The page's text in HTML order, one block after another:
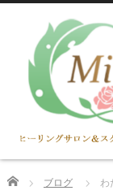
Home ブログ わ